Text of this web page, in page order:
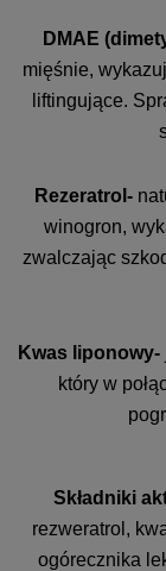
DMAE
mięśnie,
liftingujące.
Rezeratrol-
winogron,
zwalczając
Kwas liponowy-
który w
Składniki
rezweratrol,
ogórecznika